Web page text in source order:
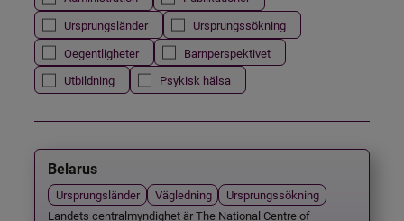
Ursprungsländer
Ursprungssökning
Oegentligheter
Barnperspektivet
Utbildning
Psykisk hälsa
Belarus
Ursprungsländer Vägledning
Ursprungssökning
Landets centralmyndighet är The National Centre of